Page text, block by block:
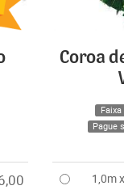
Coroa
Pague
1,0m